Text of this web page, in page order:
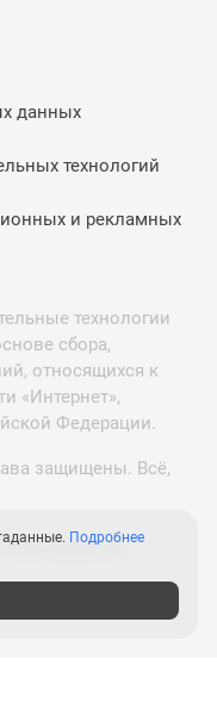
данных
технологий
и рекламных
технологии
сбора,
относящихся к
«Интернет»,
Федерации.
защищены. Всё,
Подробнее